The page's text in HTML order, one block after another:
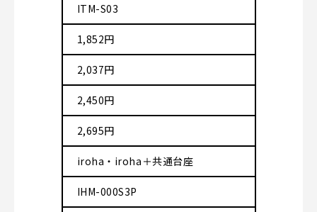
ITM-S03
1,852円
2,037円
2,450円
2,695円
iroha・iroha＋共通台座
IHM-000S3P